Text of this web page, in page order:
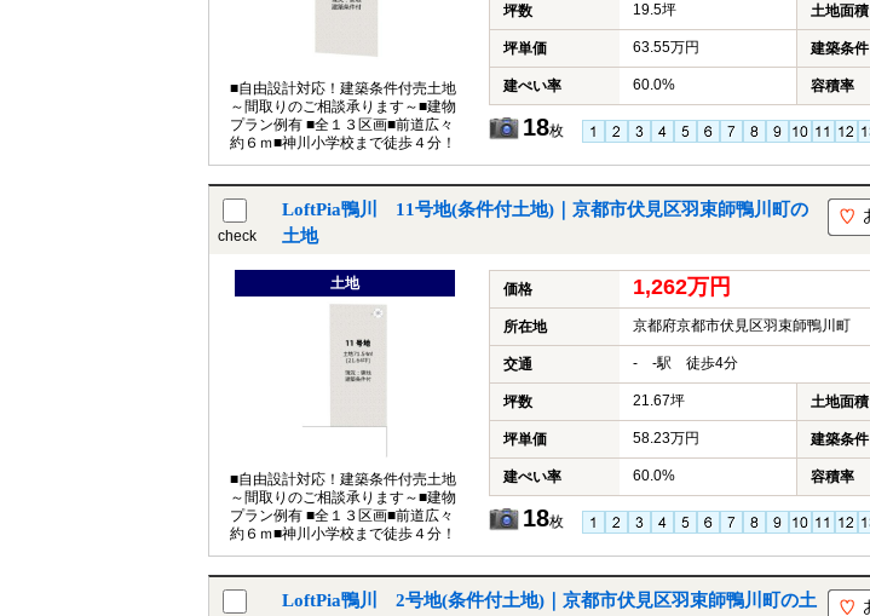
■自由設計対応！建築条件付売土地
～間取りのご相談承ります～■建物
プラン例有 ■全１３区画■前道広々
約６ｍ■神川小学校まで徒歩４分！
坪数 19.5坪 土地面積
坪単価 63.55万円 建築条件
建ぺい率 60.0% 容積率
18枚
check
LoftPia鴨川 11号地(条件付土地)｜京都市伏見区羽束師鴨川町の
土地
土地
■自由設計対応！建築条件付売土地
～間取りのご相談承ります～■建物
プラン例有 ■全１３区画■前道広々
約６ｍ■神川小学校まで徒歩４分！
価格 1,262万円
所在地 京都府京都市伏見区羽束師鴨川町
交通 - -駅 徒歩4分
坪数 21.67坪 土地面積
坪単価 58.23万円 建築条件
建ぺい率 60.0% 容積率
18枚
LoftPia鴨川 2号地(条件付土地)｜京都市伏見区羽束師鴨川町の土